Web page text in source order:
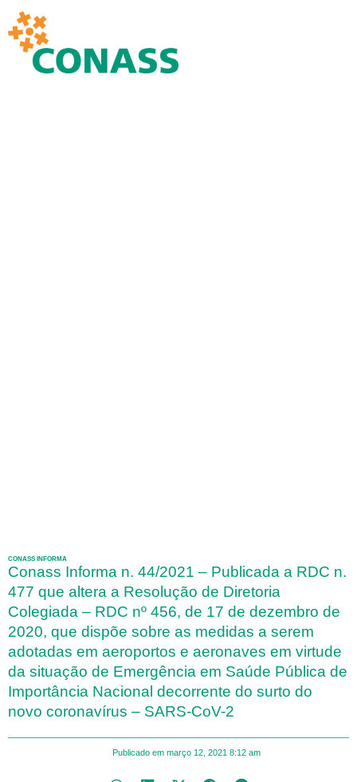
CONASS INFORMA
Conass Informa n. 44/2021 – Publicada a RDC n.
477 que altera a Resolução de Diretoria
Colegiada – RDC nº 456, de 17 de dezembro de
2020, que dispõe sobre as medidas a serem
adotadas em aeroportos e aeronaves em virtude
da situação de Emergência em Saúde Pública de
Importância Nacional decorrente do surto do
novo coronavírus – SARS-CoV-2
Publicado em março 12, 2021 8:12 am